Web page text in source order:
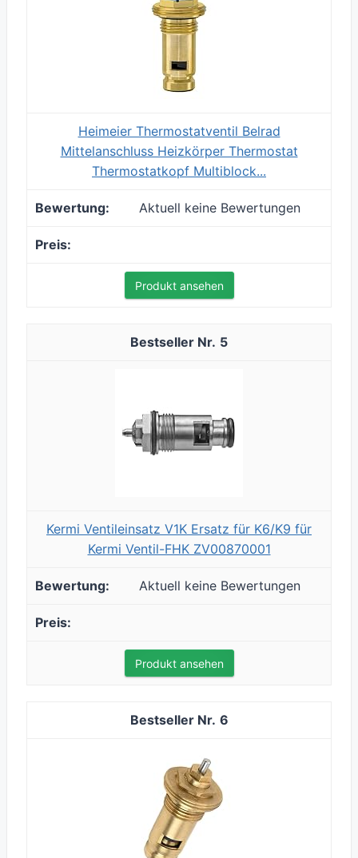
Heimeier Thermostatventil Belrad
Mittelanschluss Heizkörper Thermostat
Thermostatkopf Multiblock...
Aktuell keine Bewertungen
Produkt ansehen
5
Kermi Ventileinsatz V1K Ersatz für K6/K9 für
Kermi Ventil-FHK ZV00870001
Aktuell keine Bewertungen
Produkt ansehen
6